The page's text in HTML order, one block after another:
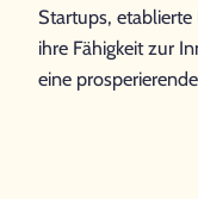
Startups,
ihre Fähigkeit zur
eine